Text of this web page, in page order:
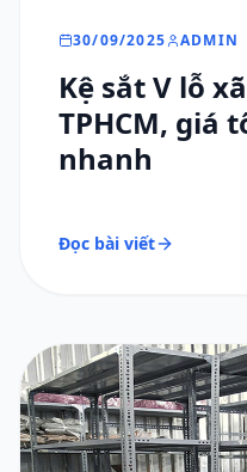
30/09/2025 ADMIN
Kệ sắt V lỗ
TPHCM, giá
nhanh
Đọc bài viết